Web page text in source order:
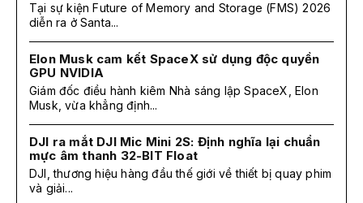
Tại sự kiện Future of Memory and Storage (FMS) 2026
diễn ra ở Santa...
Elon Musk cam kết SpaceX sử dụng độc quyền
GPU NVIDIA
Giám đốc điều hành kiêm Nhà sáng lập SpaceX, Elon
Musk, vừa khẳng định...
DJI ra mắt DJI Mic Mini 2S: Định nghĩa lại chuẩn
mực âm thanh 32-BIT Float
DJI, thương hiệu hàng đầu thế giới về thiết bị quay phim
và giải...